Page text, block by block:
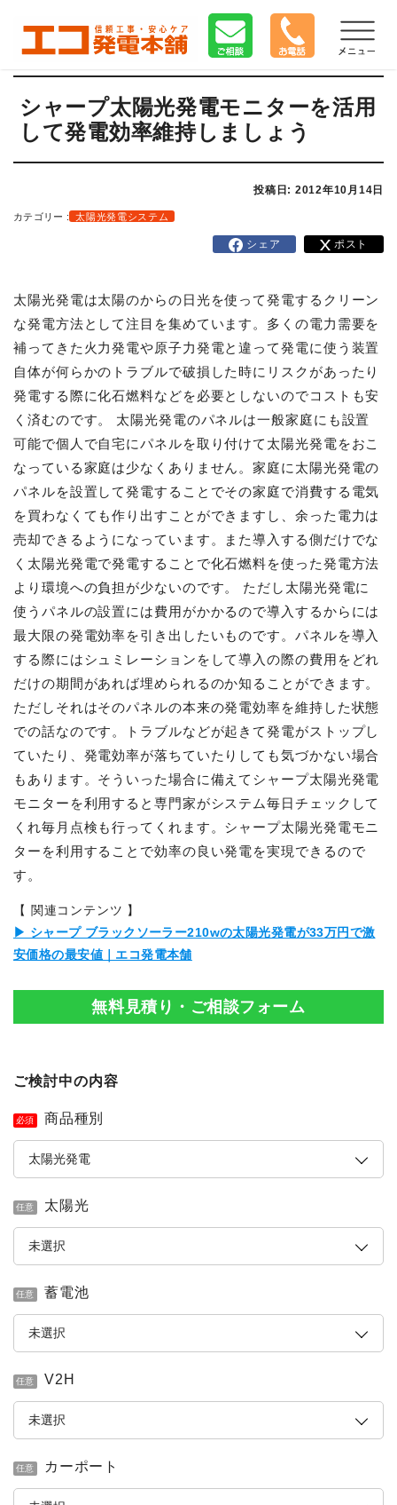
シャープ太陽光発電モニターを活用
して発電効率維持しましょう
投稿日: 2012年10月14日
カテゴリー : 太陽光発電システム
シェア ポスト
太陽光発電は太陽のからの日光を使って発電するクリーン
な発電方法として注目を集めています。多くの電力需要を
補ってきた火力発電や原子力発電と違って発電に使う装置
自体が何らかのトラブルで破損した時にリスクがあったり
発電する際に化石燃料などを必要としないのでコストも安
く済むのです。 太陽光発電のパネルは一般家庭にも設置
可能で個人で自宅にパネルを取り付けて太陽光発電をおこ
なっている家庭は少なくありません。家庭に太陽光発電の
パネルを設置して発電することでその家庭で消費する電気
を買わなくても作り出すことができますし、余った電力は
売却できるようになっています。また導入する側だけでな
く太陽光発電で発電することで化石燃料を使った発電方法
より環境への負担が少ないのです。 ただし太陽光発電に
使うパネルの設置には費用がかかるので導入するからには
最大限の発電効率を引き出したいものです。パネルを導入
する際にはシュミレーションをして導入の際の費用をどれ
だけの期間があれば埋められるのか知ることができます。
ただしそれはそのパネルの本来の発電効率を維持した状態
での話なのです。トラブルなどが起きて発電がストップし
ていたり、発電効率が落ちていたりしても気づかない場合
もあります。そういった場合に備えてシャープ太陽光発電
モニターを利用すると専門家がシステム毎日チェックして
くれ毎月点検も行ってくれます。シャープ太陽光発電モニ
ターを利用することで効率の良い発電を実現できるので
す。
【 関連コンテンツ 】
▶ シャープ ブラックソーラー210wの太陽光発電が33万円で激
安価格の最安値｜エコ発電本舗
無料見積り・ご相談フォーム
ご検討中の内容
必須 商品種別
任意 太陽光
任意 蓄電池
任意 V2H
任意 カーポート